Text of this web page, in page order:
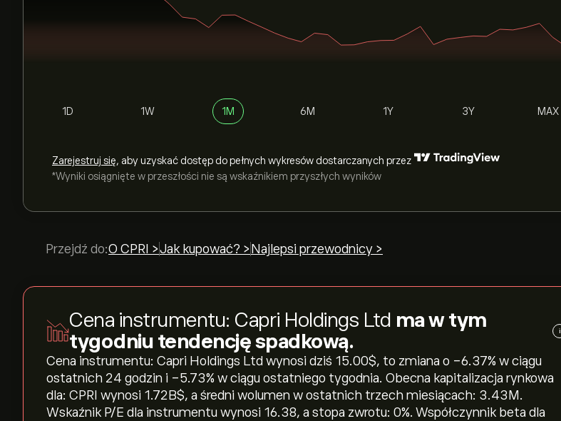
1D 1W 1M 6M 1Y 3Y MAX
Zarejestruj się, aby uzyskać dostęp do pełnych wykresów dostarczanych przez
*Wyniki osiągnięte w przeszłości nie są wskaźnikiem przyszłych wyników
Przejdź do:O CPRI >Jak kupować? > Najlepsi przewodnicy >
Cena instrumentu: Capri Holdings Ltd ma w tym
tygodniu tendencję spadkową.
i
Cena instrumentu: Capri Holdings Ltd wynosi dziś 15.00‎$‎, to zmiana o ‎-6.37‎% w ciągu
ostatnich 24 godzin i ‎-5.73‎% w ciągu ostatniego tygodnia. Obecna kapitalizacja rynkowa
dla: CPRI wynosi 1.72B‎$‎, a średni wolumen w ostatnich trzech miesiącach: 3.43M.
Wskaźnik P/E dla instrumentu wynosi 16.38, a stopa zwrotu: 0%. Współczynnik beta dla